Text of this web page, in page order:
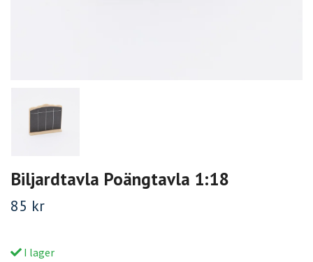
Biljardtavla Poängtavla 1:18
85 kr
I lager